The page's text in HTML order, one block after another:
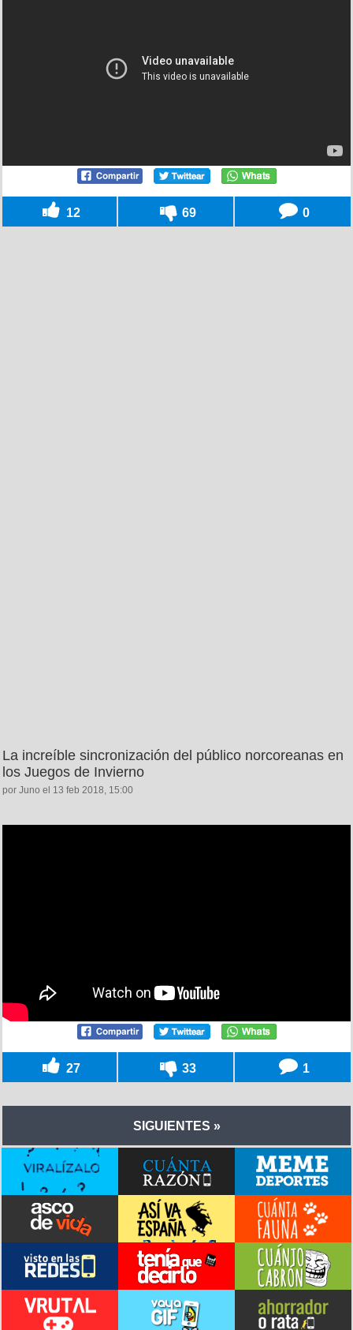
12 69 0
La increíble sincronización del público norcoreanas en
los Juegos de Invierno
por Juno el 13 feb 2018, 15:00
27 33 1
SIGUIENTES »